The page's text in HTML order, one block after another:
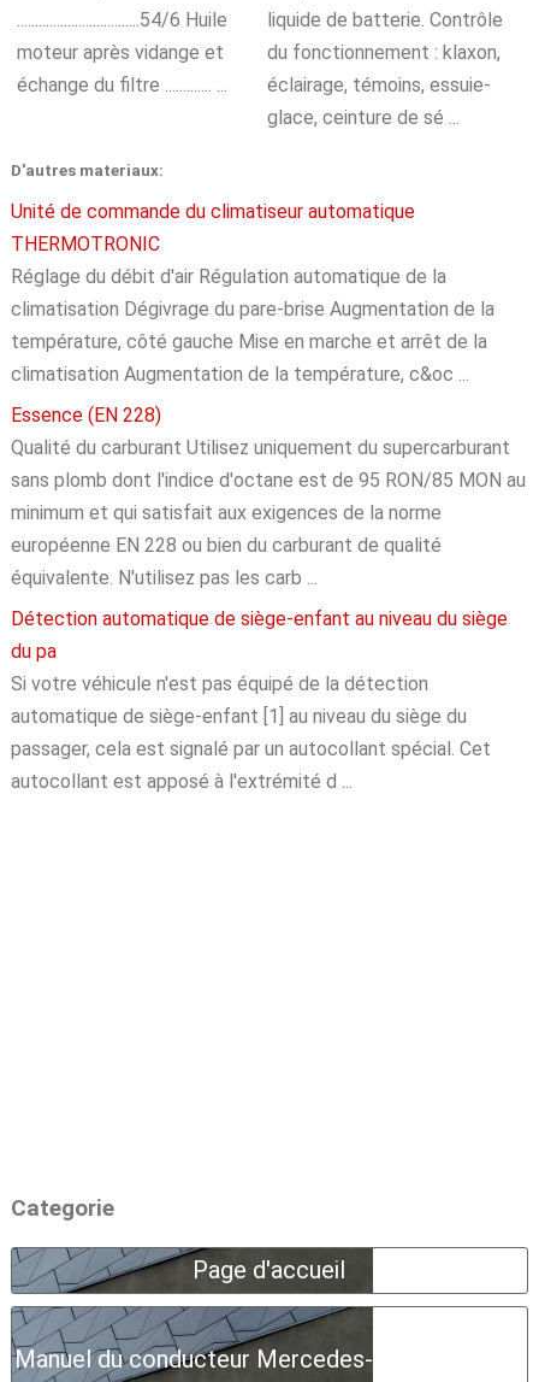
..................................54/6 Huile
moteur après vidange et
échange du filtre ............. ...
liquide de batterie. Contrôle
du fonctionnement : klaxon,
éclairage, témoins, essuie-
glace, ceinture de sé ...
D'autres materiaux:
Unité de commande du climatiseur automatique
THERMOTRONIC
Réglage du débit d'air Régulation automatique de la
climatisation Dégivrage du pare-brise Augmentation de la
température, côté gauche Mise en marche et arrêt de la
climatisation Augmentation de la température, c&oc ...
Essence (EN 228)
Qualité du carburant Utilisez uniquement du supercarburant
sans plomb dont l'indice d'octane est de 95 RON/85 MON au
minimum et qui satisfait aux exigences de la norme
européenne EN 228 ou bien du carburant de qualité
équivalente. N'utilisez pas les carb ...
Détection automatique de siège-enfant au niveau du siège
du pa
Si votre véhicule n'est pas équipé de la détection
automatique de siège-enfant [1] au niveau du siège du
passager, cela est signalé par un autocollant spécial. Cet
autocollant est apposé à l'extrémité d ...
Categorie
Page d'accueil
Manuel du conducteur Mercedes-Benz Classe A